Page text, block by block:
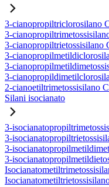
3-cianopropiltriclorosilano
3-
3-cianopropiltrietossisilano
3-
3-
3-
2-cianoetiltrimetossisilano
Silani isocianato
3-
3-
3-
3-